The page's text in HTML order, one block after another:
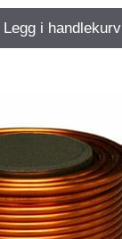
Legg i handlekurv